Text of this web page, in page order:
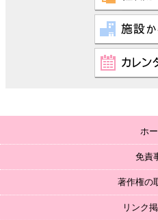
ホ
免責
著作権の
リンク